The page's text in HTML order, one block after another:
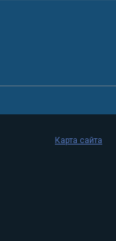
Карта сайта